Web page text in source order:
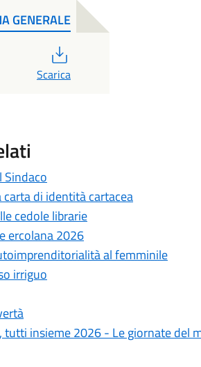
GENERALE
Scarica
Sindaco
di identità cartacea
cedole librarie
ercolana 2026
al femminile
irriguo
tutti insieme 2026 - Le giornate del